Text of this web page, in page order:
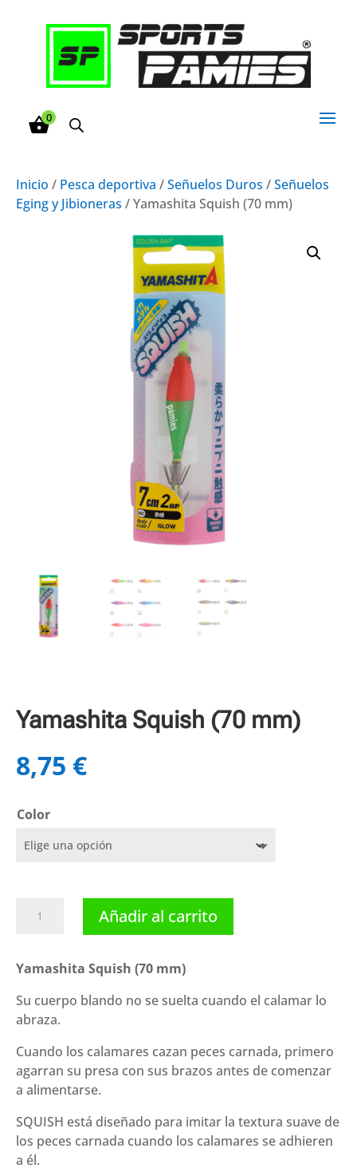
0
Inicio / Pesca deportiva /Señuelos Duros /Señuelos
Eging y Jibioneras / Yamashita Squish (70 mm)
Yamashita Squish (70 mm)
8,75 €
Color
Squish
mm)
Añadir al carrito
Yamashita Squish (70 mm)
Su cuerpo blando no se suelta cuando el calamar lo
abraza.
Cuando los calamares cazan peces carnada, primero
agarran su presa con sus brazos antes de comenzar
a alimentarse.
SQUISH está diseñado para imitar la textura suave de
los peces carnada cuando los calamares se adhieren
a él.